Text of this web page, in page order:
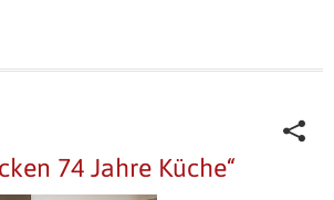
74 Jahre Küche“